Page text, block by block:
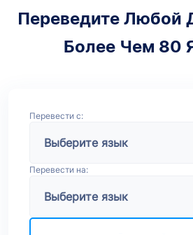
Переведите Любой
Более Чем 80
Перевести с:
Перевести на: